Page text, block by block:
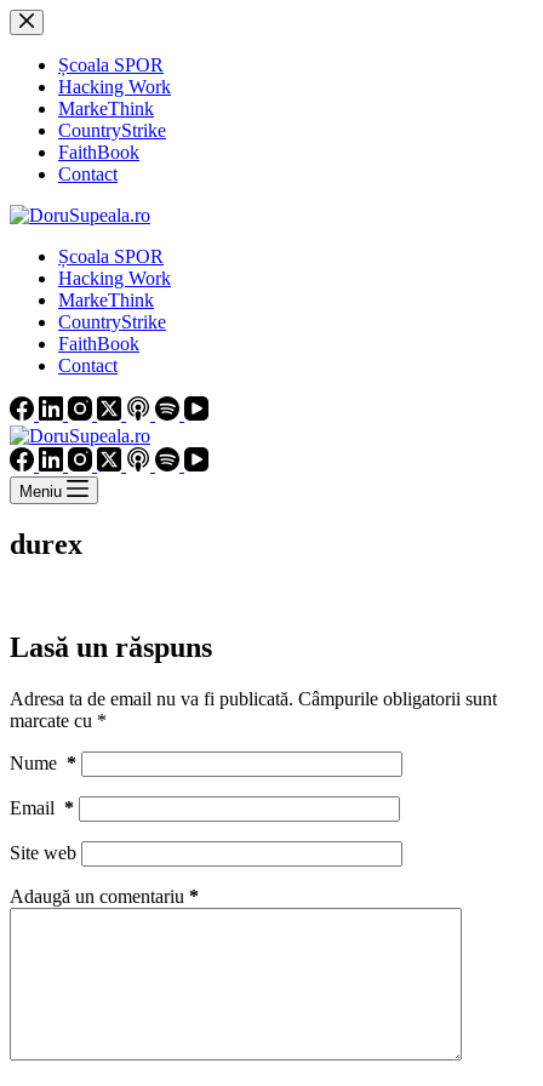
Sari
la
conținutȘcoala SPOR
Hacking Work
MarkeThink
CountryStrike
FaithBook
Contact
Școala SPOR
Hacking Work
MarkeThink
CountryStrike
FaithBook
Contact
Meniu
durex
Lasă un răspuns
Adresa ta de email nu va fi publicată. Câmpurile obligatorii sunt
marcate cu *
Nume *
Email *
Site web
Adaugă un comentariu *